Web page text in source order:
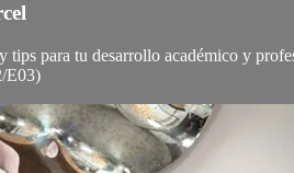
tips para tu desarrollo académico y
E03)